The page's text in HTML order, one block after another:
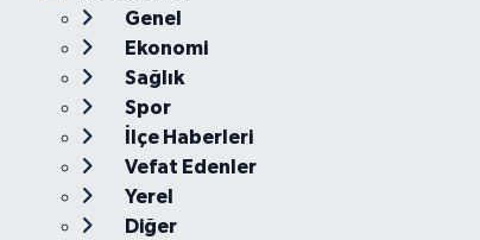
Genel
Ekonomi
Sağlık
Spor
İlçe Haberleri
Vefat Edenler
Yerel
Diğer